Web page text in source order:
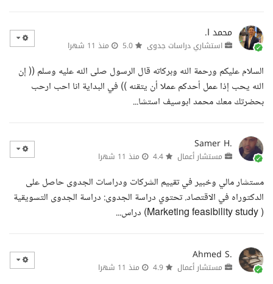
محمد ا.
استشاري دراسات جدوى منذ 11 شهرا
السلام عليكم ورحمة الله وبركاته قال الرسول صلى الله عليه وسلم (( إن
الله يحب إذا عمل أحدكم عملا أن يتقنه )) في البداية انا احب ارحب
بحضرتك معك محمد ابوسيف استشا...
Samer H.
مستشار أعمال منذ 11 شهرا
مستشار مالي وخبير في تقييم الشركات ودراسات الجدوى حاصل على
الدكتوراه في الاقتصاد. تحتوي دراسة الجدوى: دراسة الجدوى التسويقية
( Marketing feasibility study) دراس...
Ahmed S.
مستشار أعمال منذ 11 شهرا